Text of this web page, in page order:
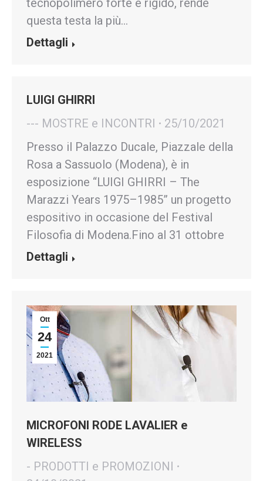
tecnopolimero forte e rigido, rende
questa testa la più…
Dettagli
LUIGI GHIRRI
--- MOSTRE e INCONTRI
25/10/2021
Presso il Palazzo Ducale, Piazzale della
Rosa a Sassuolo (Modena), è in
esposizione “LUIGI GHIRRI – The
Marazzi Years 1975–1985” un progetto
espositivo in occasione del Festival
Filosofia di Modena.Fino al 31 ottobre
Dettagli
Ott
24
2021
MICROFONI RODE LAVALIER e
WIRELESS
- PRODOTTI e PROMOZIONI